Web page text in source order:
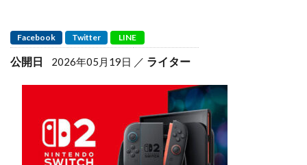
Facebook Twitter LINE
公開日 2026年05月19日 ライター